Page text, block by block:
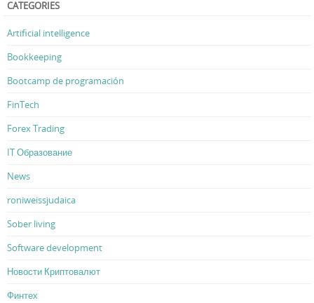
CATEGORIES
Artificial intelligence
Bookkeeping
Bootcamp de programación
FinTech
Forex Trading
IT Образование
News
roniweissjudaica
Sober living
Software development
Новости Криптовалют
Финтех